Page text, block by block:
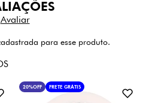
para esse produto.
20%OFF FRETE GRÁTIS